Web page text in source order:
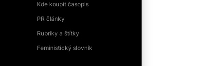
Kde koupit časopis
PR články
Rubriky a štítky
Feministický slovník